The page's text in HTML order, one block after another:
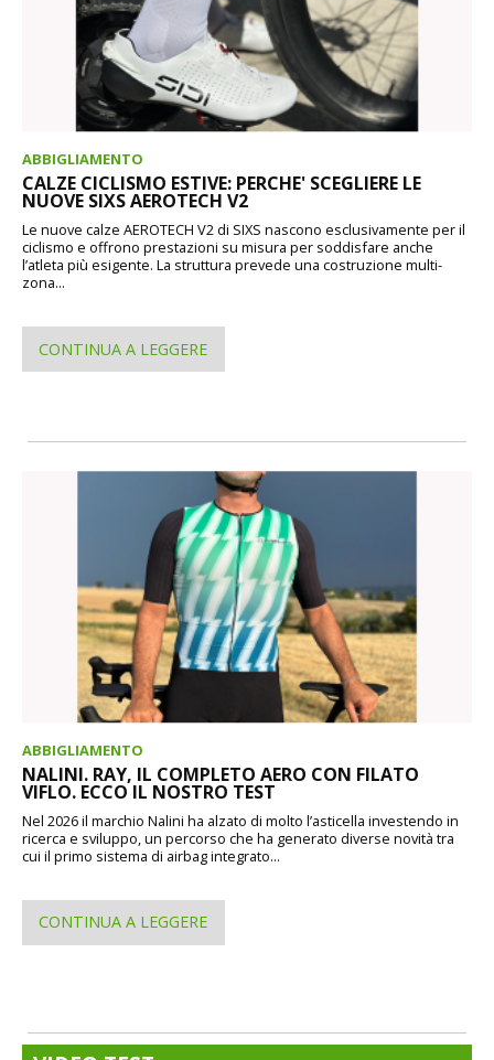
ABBIGLIAMENTO
CALZE CICLISMO ESTIVE: PERCHE' SCEGLIERE LE
NUOVE SIXS AEROTECH V2
Le nuove calze AEROTECH V2 di SIXS nascono esclusivamente per il
ciclismo e offrono prestazioni su misura per soddisfare anche
l’atleta più esigente. La struttura prevede una costruzione multi-
zona...
CONTINUA A LEGGERE
ABBIGLIAMENTO
NALINI. RAY, IL COMPLETO AERO CON FILATO
VIFLO. ECCO IL NOSTRO TEST
Nel 2026 il marchio Nalini ha alzato di molto l’asticella investendo in
ricerca e sviluppo, un percorso che ha generato diverse novità tra
cui il primo sistema di airbag integrato...
CONTINUA A LEGGERE